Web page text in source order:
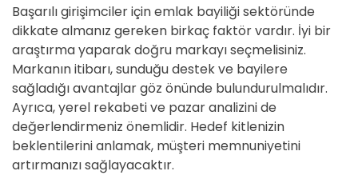
Başarılı girişimciler için emlak bayiliği sektöründe
dikkate almanız gereken birkaç faktör vardır. İyi bir
araştırma yaparak doğru markayı seçmelisiniz.
Markanın itibarı, sunduğu destek ve bayilere
sağladığı avantajlar göz önünde bulundurulmalıdır.
Ayrıca, yerel rekabeti ve pazar analizini de
değerlendirmeniz önemlidir. Hedef kitlenizin
beklentilerini anlamak, müşteri memnuniyetini
artırmanızı sağlayacaktır.